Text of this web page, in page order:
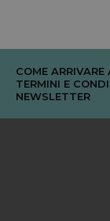
COME ARRIVARE
TERMINI E
NEWSLETTER